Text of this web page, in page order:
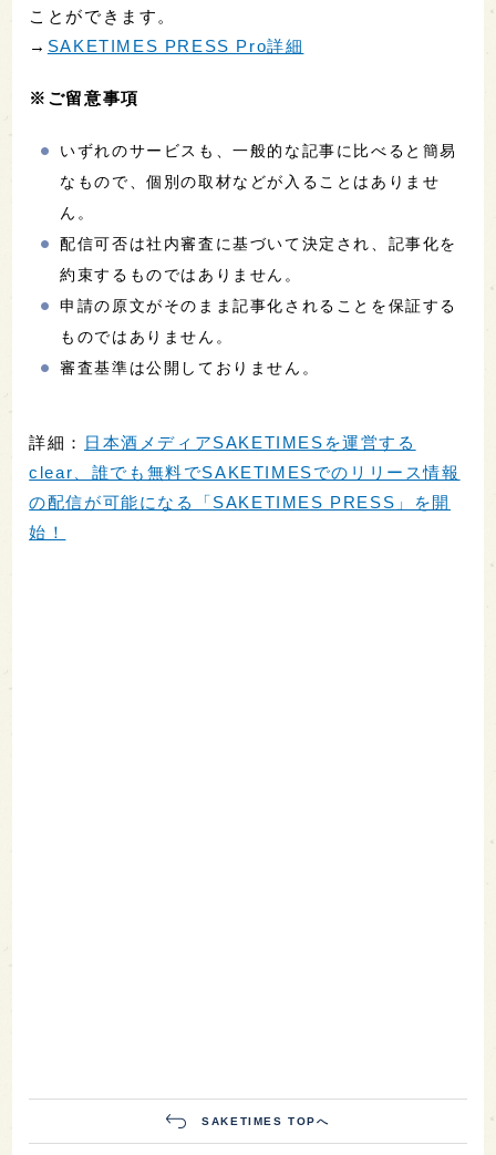
ことができます。
→ SAKETIMES PRESS Pro詳細
※ご留意事項
いずれのサービスも、一般的な記事に比べると簡易
なもので、個別の取材などが入ることはありませ
ん。
配信可否は社内審査に基づいて決定され、記事化を
約束するものではありません。
申請の原文がそのまま記事化されることを保証する
ものではありません。
審査基準は公開しておりません。
詳細： 日本酒メディアSAKETIMESを運営する
clear、誰でも無料でSAKETIMESでのリリース情報
の配信が可能になる「SAKETIMES PRESS」を開
始！
SAKETIMES TOPへ